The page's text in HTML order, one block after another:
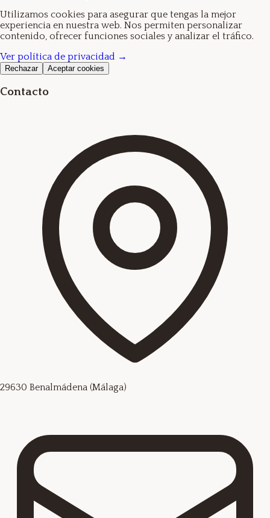
Utilizamos cookies para asegurar que tengas la mejor
experiencia en nuestra web. Nos permiten personalizar
contenido, ofrecer funciones sociales y analizar el tráfico.
Ver política de privacidad →
Rechazar Aceptar cookies
Contacto
29630 Benalmádena (Málaga)